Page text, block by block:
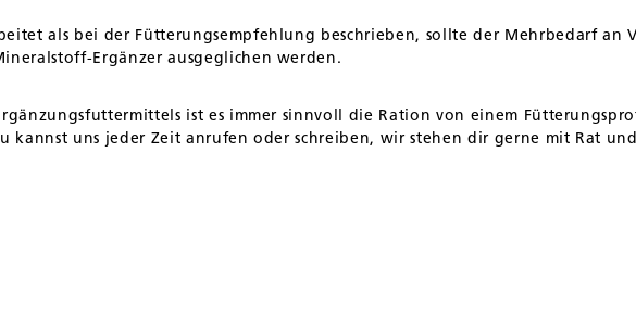
als bei der Fütterungsempfehlung beschrieben, sollte der Mehrbedarf an
Ergänzer ausgeglichen werden.
ist es immer sinnvoll die Ration von einem
kannst uns jeder Zeit anrufen oder schreiben, wir stehen dir gerne mit Rat